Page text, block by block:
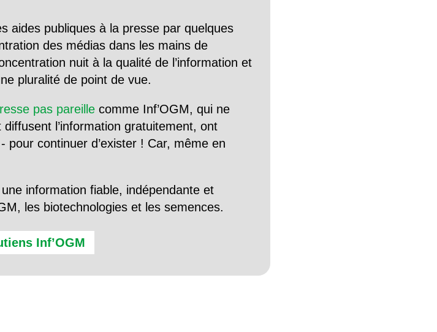
aides publiques à la presse par quelques
des médias dans les mains de
nuit à la qualité de l’information et
pluralité de point de vue.
pas pareille comme Inf’OGM, qui ne
l’information gratuitement, ont
pour continuer d’exister ! Car, même en
information fiable, indépendante et
les biotechnologies et les semences.
Inf’OGM